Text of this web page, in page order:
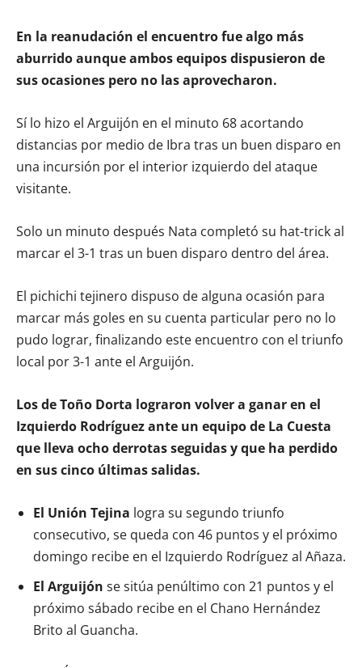
En la reanudación el encuentro fue algo más
aburrido aunque ambos equipos dispusieron de
sus ocasiones pero no las aprovecharon.
Sí lo hizo el Arguijón en el minuto 68 acortando
distancias por medio de Ibra tras un buen disparo en
una incursión por el interior izquierdo del ataque
visitante.
Solo un minuto después Nata completó su hat-trick al
marcar el 3-1 tras un buen disparo dentro del área.
El pichichi tejinero dispuso de alguna ocasión para
marcar más goles en su cuenta particular pero no lo
pudo lograr, finalizando este encuentro con el triunfo
local por 3-1 ante el Arguijón.
Los de Toño Dorta lograron volver a ganar en el
Izquierdo Rodríguez ante un equipo de La Cuesta
que lleva ocho derrotas seguidas y que ha perdido
en sus cinco últimas salidas.
El Unión Tejina logra su segundo triunfo
consecutivo, se queda con 46 puntos y el próximo
domingo recibe en el Izquierdo Rodríguez al Añaza.
El Arguijón se sitúa penúltimo con 21 puntos y el
próximo sábado recibe en el Chano Hernández
Brito al Guancha.